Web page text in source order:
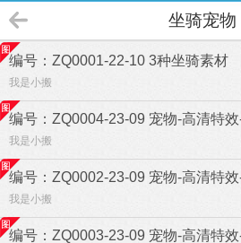
坐骑宠物
编号：ZQ0001-22-10 3种坐骑素材
我是小搬
编号：ZQ0004-23-09 宠物-高清特
我是小搬
编号：ZQ0002-23-09 宠物-高清特
我是小搬
编号：ZQ0003-23-09 宠物-高清特